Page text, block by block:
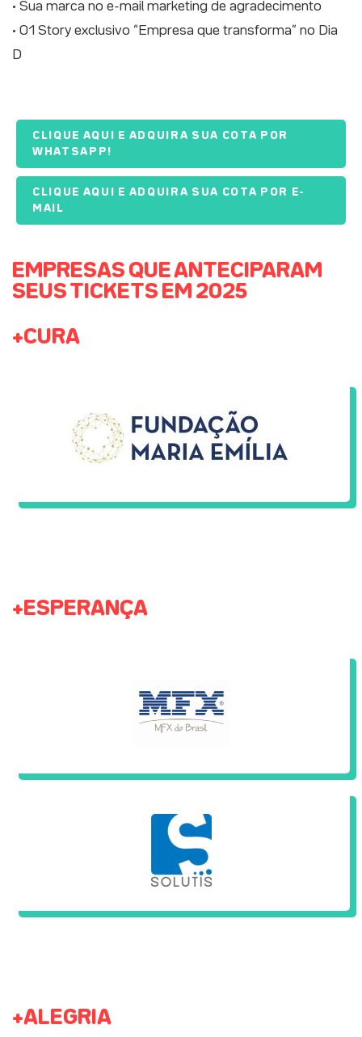
• Sua marca no e-mail marketing de agradecimento
• 01 Story exclusivo “Empresa que transforma” no Dia
D
CLIQUE AQUI E ADQUIRA SUA COTA POR
WHATSAPP!
CLIQUE AQUI E ADQUIRA SUA COTA POR E-
MAIL
EMPRESAS QUE ANTECIPARAM
SEUS TICKETS EM 2025
+CURA
+ESPERANÇA
+ALEGRIA